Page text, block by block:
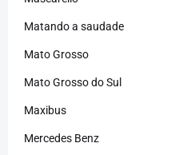
Matando a saudade
Mato Grosso
Mato Grosso do Sul
Maxibus
Mercedes Benz